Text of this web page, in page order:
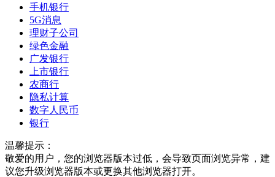
手机银行
5G消息
理财子公司
绿色金融
广发银行
上市银行
农商行
隐私计算
数字人民币
银行
温馨提示：
敬爱的用户，您的浏览器版本过低，会导致页面浏览异常，建
议您升级浏览器版本或更换其他浏览器打开。